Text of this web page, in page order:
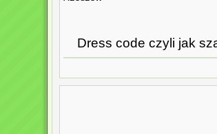
Dress code czyli jak